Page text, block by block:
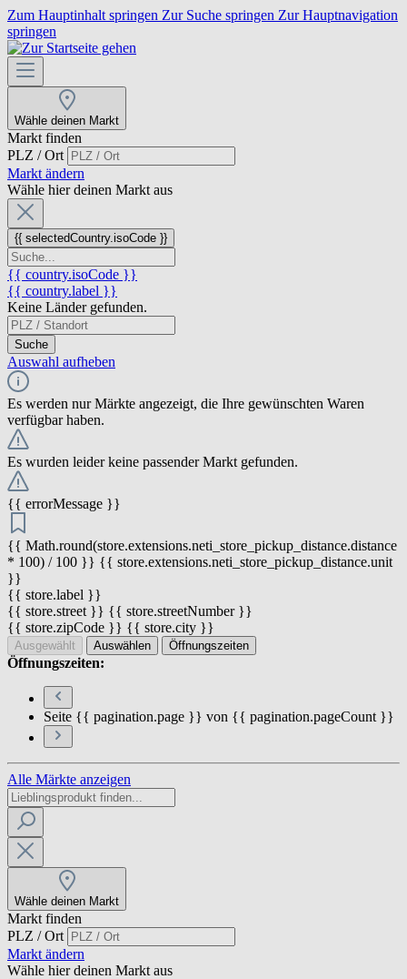
Zum Hauptinhalt springen Zur Suche springen Zur Hauptnavigation
springen
Wähle deinen Markt
Markt finden
PLZ / Ort
Markt ändern
Wähle hier deinen Markt aus
{{ selectedCountry.isoCode }}
{{ country.isoCode }}
{{ country.label }}
Keine Länder gefunden.
Suche
Auswahl aufheben
Es werden nur Märkte angezeigt, die Ihre gewünschten Waren
verfügbar haben.
Es wurden leider keine passender Markt gefunden.
{{ errorMessage }}
{{ Math.round(store.extensions.neti_store_pickup_distance.distance
* 100) / 100 }} {{ store.extensions.neti_store_pickup_distance.unit
}}
{{ store.label }}
{{ store.street }} {{ store.streetNumber }}
{{ store.zipCode }} {{ store.city }}
Ausgewählt Auswählen Öffnungszeiten
Öffnungszeiten:
Seite {{ pagination.page }} von {{ pagination.pageCount }}
Alle Märkte anzeigen
Wähle deinen Markt
Markt finden
PLZ / Ort
Markt ändern
Wähle hier deinen Markt aus